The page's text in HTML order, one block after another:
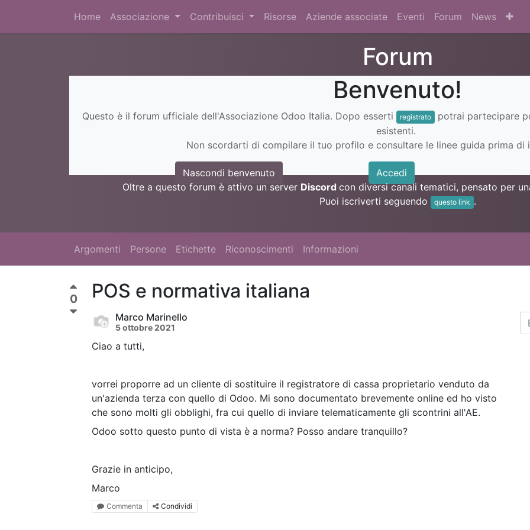
Home Associazione Contribuisci Risorse Aziende associate Eventi Forum News
Forum
Benvenuto!
Questo è il forum ufficiale dell'Associazione Odoo Italia. Dopo esserti registrato
potrai partecipare
esistenti.
Non scordarti di compilare il tuo profilo e consultare le linee guida prima di
Nascondi benvenuto Accedi
Oltre a questo forum è attivo un server Discord con diversi canali tematici, pensato per
Puoi iscriverti seguendo
questo link .
Argomenti Persone Etichette Riconoscimenti Informazioni
0 POS e normativa italiana
Marco Marinello
5 ottobre 2021
Ciao a tutti,
vorrei proporre ad un cliente di sostituire il registratore di cassa proprietario venduto da
un'azienda terza con quello di Odoo. Mi sono documentato brevemente online ed ho visto
che sono molti gli obblighi, fra cui quello di inviare telematicamente gli scontrini all'AE.
Odoo sotto questo punto di vista è a norma? Posso andare tranquillo?
Grazie in anticipo,
Marco
Commenta Condividi